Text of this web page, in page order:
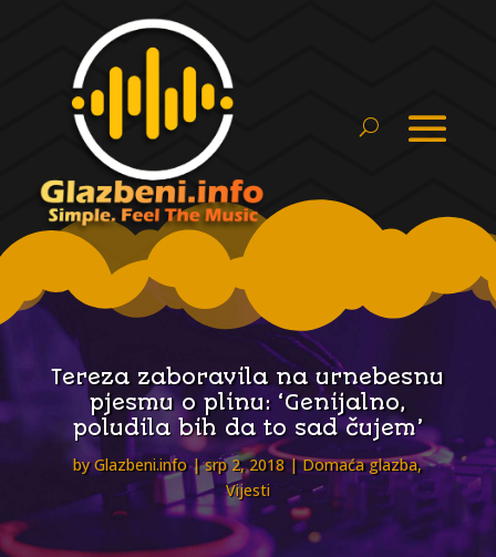
Tereza zaboravila na urnebesnu
pjesmu o plinu: ‘Genijalno,
poludila bih da to sad čujem’
byGlazbeni.info srp 2, 2018 Domaća glazba,
Vijesti